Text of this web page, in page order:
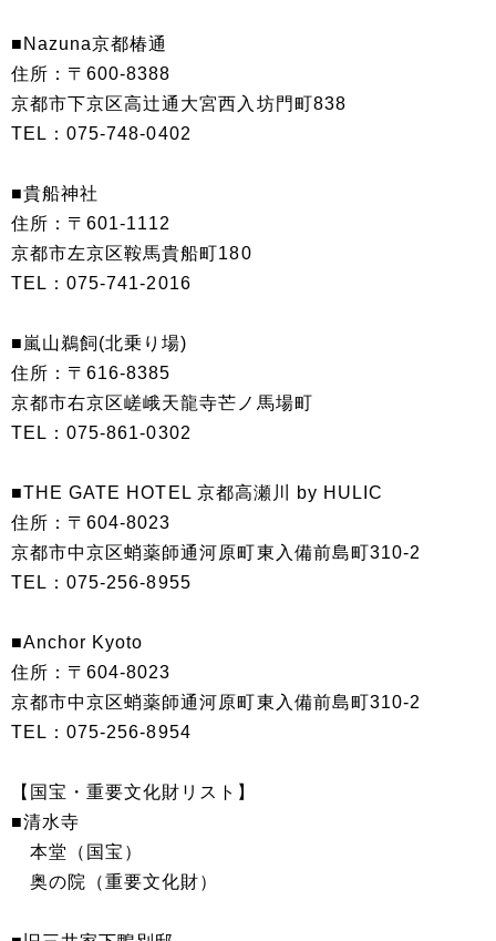
■Nazuna京都椿通
住所：〒600-8388
京都市下京区高辻通大宮西入坊門町838
TEL：075-748-0402
■貴船神社
住所：〒601-1112
京都市左京区鞍馬貴船町180
TEL：075-741-2016
■嵐山鵜飼(北乗り場)
住所：〒616-8385
京都市右京区嵯峨天龍寺芒ノ馬場町
TEL：075-861-0302
■THE GATE HOTEL 京都高瀬川 by HULIC
住所：〒604-8023
京都市中京区蛸薬師通河原町東入備前島町310-2
TEL：075-256-8955
■Anchor Kyoto
住所：〒604-8023
京都市中京区蛸薬師通河原町東入備前島町310-2
TEL：075-256-8954
【国宝・重要文化財リスト】
■清水寺
本堂（国宝）
奥の院（重要文化財）